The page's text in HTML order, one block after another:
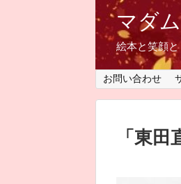
マダ
絵本と笑顔
お問い合わせ
「 東田